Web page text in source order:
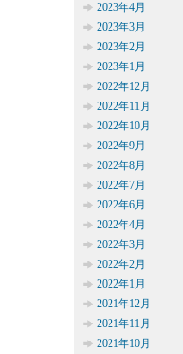
2023年4月
2023年3月
2023年2月
2023年1月
2022年12月
2022年11月
2022年10月
2022年9月
2022年8月
2022年7月
2022年6月
2022年4月
2022年3月
2022年2月
2022年1月
2021年12月
2021年11月
2021年10月